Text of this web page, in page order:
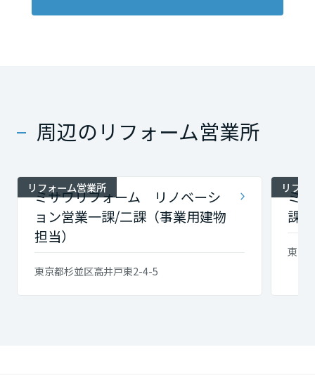
周辺のリフォーム営業所
リフォーム営業所
ミサワリフォーム リノベーシ
ョン営業一課/二課（事業用建物
担当）
東京都杉並区高井戸東2-4-5
リフ
ミ
課
東京